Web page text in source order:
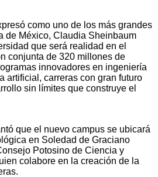
como uno de los más grandes
de México, Claudia Sheinbaum
que será realidad en el
conjunta de 320 millones de
innovadores en ingeniería
artificial, carreras con gran futuro
sin límites que construye el
que el nuevo campus se ubicará
en Soledad de Graciano
Potosino de Ciencia y
colabore en la creación de la